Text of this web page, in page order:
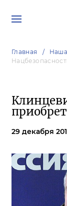
Главная
29 декабря